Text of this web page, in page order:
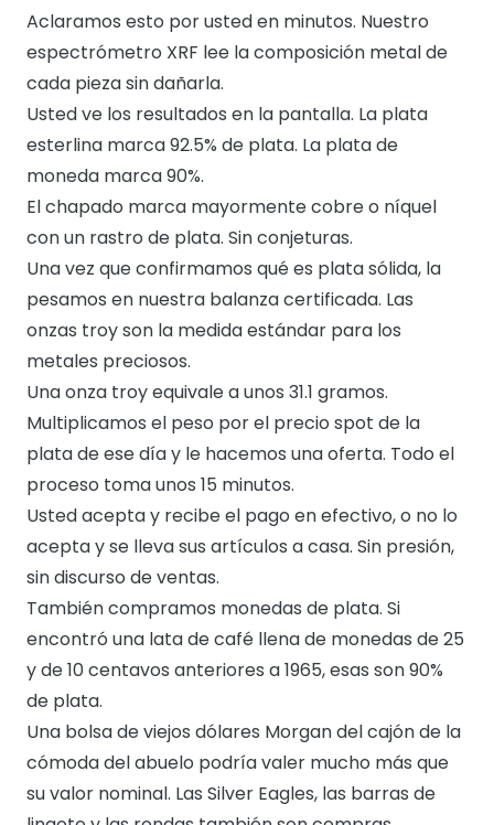
Aclaramos esto por usted en minutos. Nuestro
espectrómetro XRF lee la composición metal de
cada pieza sin dañarla.
Usted ve los resultados en la pantalla. La plata
esterlina marca 92.5% de plata. La plata de
moneda marca 90%.
El chapado marca mayormente cobre o níquel
con un rastro de plata. Sin conjeturas.
Una vez que confirmamos qué es plata sólida, la
pesamos en nuestra balanza certificada. Las
onzas troy son la medida estándar para los
metales preciosos.
Una onza troy equivale a unos 31.1 gramos.
Multiplicamos el peso por el precio spot de la
plata de ese día y le hacemos una oferta. Todo el
proceso toma unos 15 minutos.
Usted acepta y recibe el pago en efectivo, o no lo
acepta y se lleva sus artículos a casa. Sin presión,
sin discurso de ventas.
También compramos monedas de plata. Si
encontró una lata de café llena de monedas de 25
y de 10 centavos anteriores a 1965, esas son 90%
de plata.
Una bolsa de viejos dólares Morgan del cajón de la
cómoda del abuelo podría valer mucho más que
su valor nominal. Las Silver Eagles, las barras de